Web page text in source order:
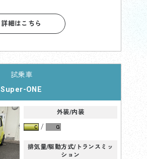
詳細はこちら
外装/内装
Super-ONE
排気量/駆動方式/トランスミッ
ション